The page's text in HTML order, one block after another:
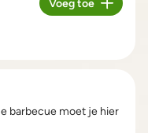
Aantal
Voeg toe
barbecue moet je hier